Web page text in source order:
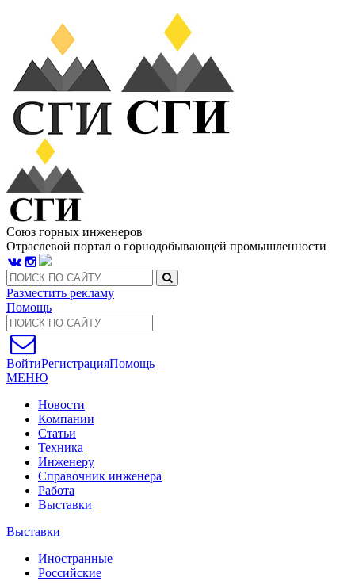
Союз горных инженеров
Отраслевой портал о горнодобывающей промышленности
Разместить рекламу
Помощь
ВойтиРегистрацияПомощь
МЕНЮ
Новости
Компании
Статьи
Техника
Инженеру
Справочник инженера
Работа
Выставки
Выставки
Иностранные
Российские